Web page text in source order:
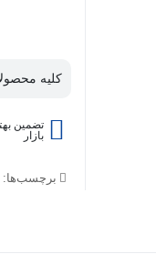
کلیه
تضمین
بازار
برچسب‌ها: